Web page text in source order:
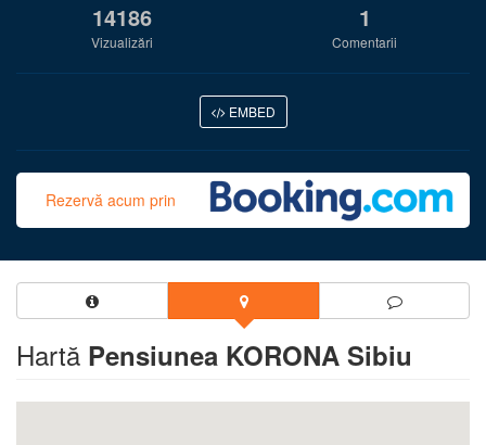
14186
Vizualizări
1
Comentarii
EMBED
Rezervă acum prin
Hartă Pensiunea KORONA Sibiu